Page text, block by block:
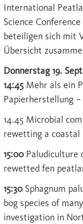
International
Science
beteiligen sich mit
Übersicht
Donnerstag 19.
14:45 Mehr als ein
Papierherstellung
14.45 Microbial
rewetting a coastal
15:00 Paludiculture
rewetted fen
15:30 Sphagnum
bog species of
investigation in